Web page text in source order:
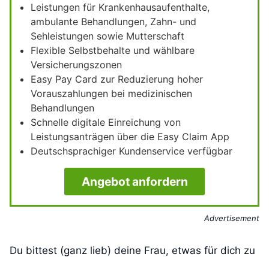
Leistungen für Krankenhausaufenthalte,
ambulante Behandlungen, Zahn- und
Sehleistungen sowie Mutterschaft
Flexible Selbstbehalte und wählbare
Versicherungszonen
Easy Pay Card zur Reduzierung hoher
Vorauszahlungen bei medizinischen
Behandlungen
Schnelle digitale Einreichung von
Leistungsanträgen über die Easy Claim App
Deutschsprachiger Kundenservice verfügbar
Angebot anfordern
Advertisement
Du bittest (ganz lieb) deine Frau, etwas für dich zu